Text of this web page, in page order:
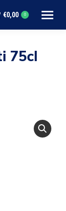
€0,00 0
75cl